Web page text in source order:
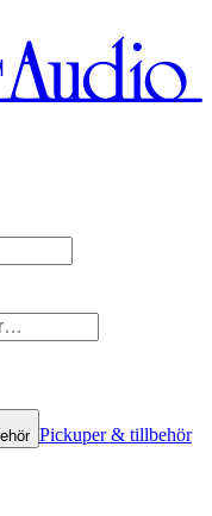
Pickuper & tillbehör